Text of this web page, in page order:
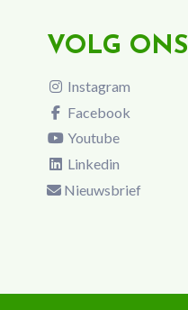
VOLG ONS
Instagram
Facebook
Youtube
Linkedin
Nieuwsbrief